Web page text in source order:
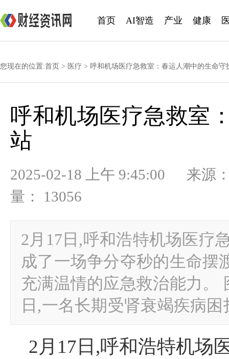
首页 AI智造 产业 健康
您现在的位置:首页 > 医疗 > 呼和机场医疗急救室：春运人潮中的生命守
呼和机场医疗急救室
站
2025-02-18 上午 9:45:00 来
量： 13056
2月17日,呼和浩特机场医疗
成了一场争分夺秒的生命摆
充满温情的应急救治能力
日,一名长期受肾衰竭疾病
2月17日,呼和浩特机场